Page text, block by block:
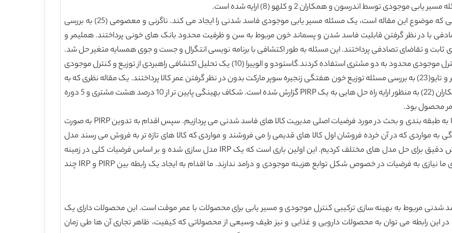
توسط اندرسون و همکاران 2 و کلهو (8) ارایه شده است.
مدیریت موجودی مشترک و توزیع محصولات فاسد شدنی که موضوع این مقاله است، یک مسئله مسیر یابی موجودی فاسد شدنی را ایجاد می کند. ناگرنی و معصومی (25) به بررسی
با در نظر گرفتن قابلیت فاسد شدن و پسماند خون مربوط به سن و ظرفیت محدود بانک های خونی پرداختند. هملیمر و
های ثابت و تقاضای تصادفی پرداختند. این مسئله به طور اکتشافی با برنامه نویسی انتگرال و جست و جوی همسایه متغیر حل شد.
گامستا و همکاران(14) از مسائل حمل و نقل در مدل کنترل موجودی محدود به دو مشتری استفاده کردند.گاستودو و الوییرا (10) یک تحلیل اکتشافی راهبردی از توزیع و کنترل موجودی
چندین کالای منجمد با تقاضای تصادفی ارایه کردند. مرسر و تایو(23) به بررسی مسئله توزیع خون هفتگی زنجیره سوپر مارکت بدون در نظر گرفتن عمر کالا پرداختند. یک مقاله نظری که به
توسعه رویکرد تولید ستون می پرداخت، توسط لی و همکاران (22) به منظور ارایه راه حل هایی به یک PIRP گزارش شده است. شکاف بهینگی پایین تر از 10 درصد هشت مشتری و 5 دوره
محصول بود.
این مقاله، اهمیت های علمی بی شماری دارد. ما در ابتدا به طبقه بندی و بحث در مورد فرضیات اصلی مدیریت کالا های فاسد شدنی می پردازیم. سپس اقدام به تدوین PIRP به صورت
به مواردی که در آن خرده فروشان اول کالا های قدیمی را می فروشند و مواردی که کالا های تازه تر به فروش می رسند مدل
سازی کردند. ما اقدام به ایجاد یک الگوریتم شاخه و برش دقیق برای حل مدل های مختلف کردیم. این اولین باری است که یک IRP مدل سازی شده و بر اساس فرضیات کلی در زمینه
مدیریت محصولات فاسد شدنی حل می شود. مدل های ما نیازی به فرضیات در خصوص شکل توابع هزینه موجودی و درامد ندارند. ما اقدام به ایجاد یک رابطه بین PIRP و IRP چند
شدنی مربوط به بهینه سازی ترکیبی کنترل موجودی و مسیر یابی برای محصولات با عمر موقت است. این محصولات دارای یک
در این رابطه می توان به محصولات دارویی و غذایی و نیز طیف وسیعی از محصولاتی که کیفیت، ظاهر تجاری آن ها طی زمان